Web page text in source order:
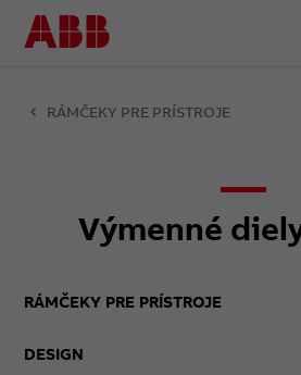
RÁMČEKY PRE PRÍSTROJE
Výmenné
RÁMČEKY PRE PRÍSTROJE
DESIGN